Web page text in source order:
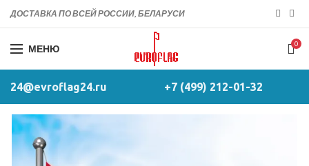
ДОСТАВКА ПО ВСЕЙ РОССИИ, БЕЛАРУСИ
МЕНЮ 0
24@evroflag24.ru +7 (499) 212-01-32